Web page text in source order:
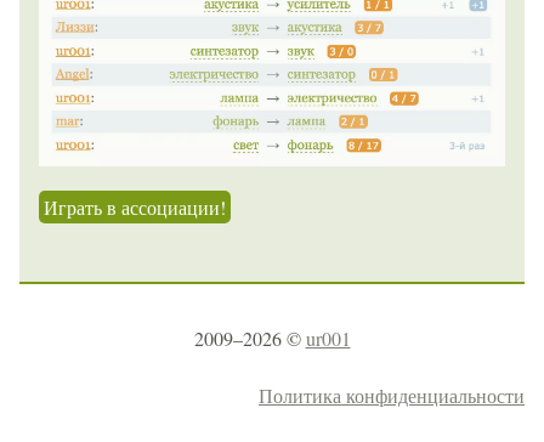
Играть в ассоциации!
2009–2026 ©ur001
Политика конфиденциальности